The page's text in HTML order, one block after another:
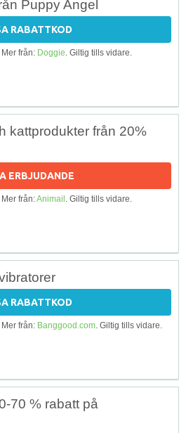
Puppy Angel
RABATTKOD
från: Doggie. Giltig tills vidare.
kattprodukter från 20%
ERBJUDANDE
från:Animail. Giltig tills vidare.
RABATTKOD
från: Banggood.com. Giltig tills vidare.
70 % rabatt på